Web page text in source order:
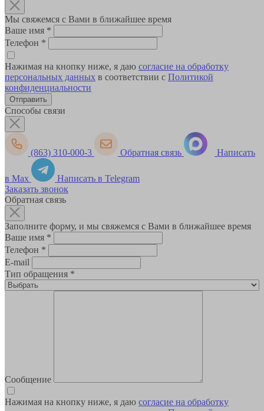
Мы свяжемся с Вами в ближайшее время
Ваше имя *
Телефон *
Нажимая на кнопку ниже, я даю согласие на обработку
персональных данных в соответствии с Политикой
конфиденциальности
Способы связи
(863) 310-000-3 Обратная связь Написать
в Max
Написать в Telegram
Заказать звонок
Обратная связь
Заполните форму, и мы свяжемся с Вами в ближайшее время
Ваше имя *
Телефон *
E-mail
Тип обращения *
Сообщение
Нажимая на кнопку ниже, я даю согласие на обработку